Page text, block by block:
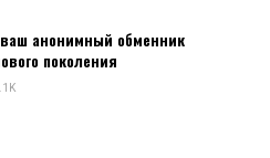
анонимный обменник
поколения